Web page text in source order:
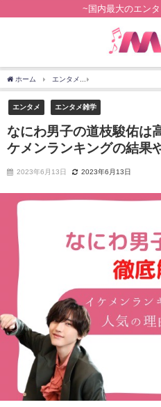
~国内最大のエン
ホーム エンタメ
エンタメ エンタメ雑学
なにわ男子の道枝駿佑は
ケメンランキングの結果
2023年6月13日 2023年6月13日